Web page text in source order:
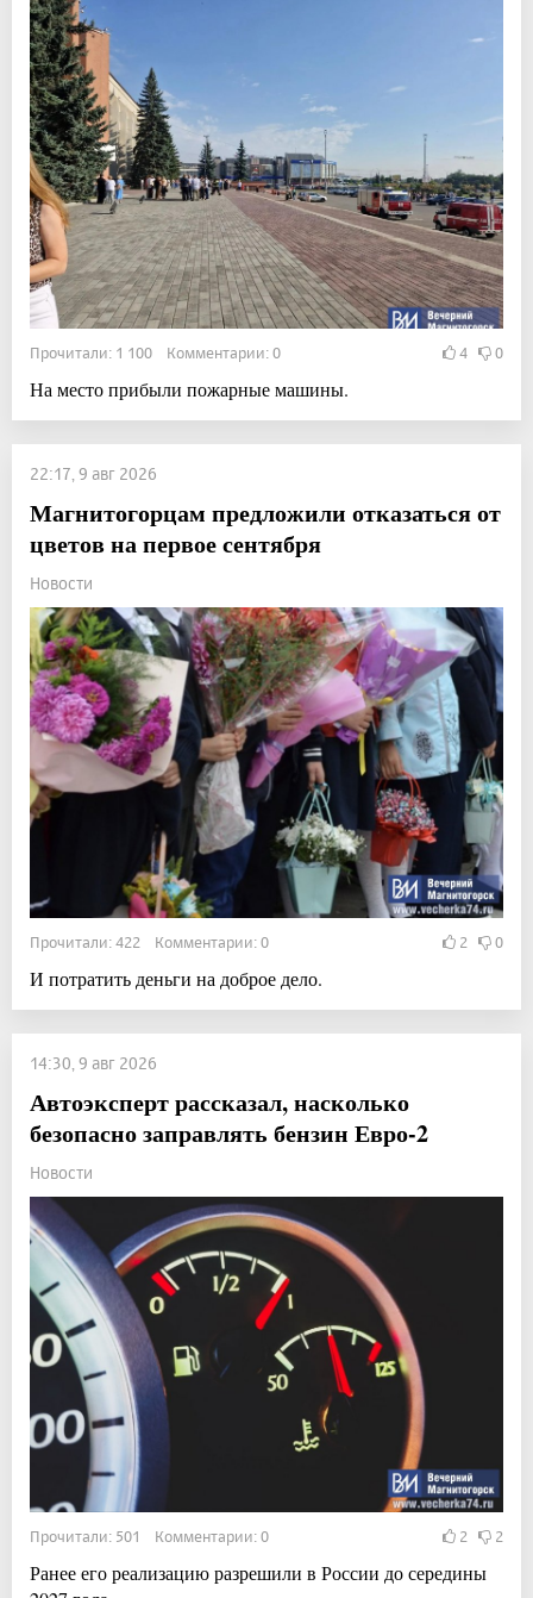
Прочитали: 1 100 Комментарии: 0 4 0
На место прибыли пожарные машины.
22:17, 9 авг 2026
Магнитогорцам предложили отказаться от
цветов на первое сентября
Новости
Прочитали: 422 Комментарии: 0 2 0
И потратить деньги на доброе дело.
14:30, 9 авг 2026
Автоэксперт рассказал, насколько
безопасно заправлять бензин Евро-2
Новости
Прочитали: 501 Комментарии: 0 2 2
Ранее его реализацию разрешили в России до середины